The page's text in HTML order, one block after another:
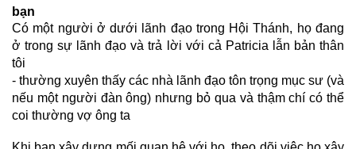
bạn
Có một người ở dưới lãnh đạo trong Hội Thánh, họ đang
ở trong sự lãnh đạo và trả lời với cả Patricia lẫn bản thân
tôi
- thường xuyên thấy các nhà lãnh đạo tôn trọng mục sư (và
nếu một người đàn ông) nhưng bỏ qua và thậm chí có thể
coi thường vợ ông ta